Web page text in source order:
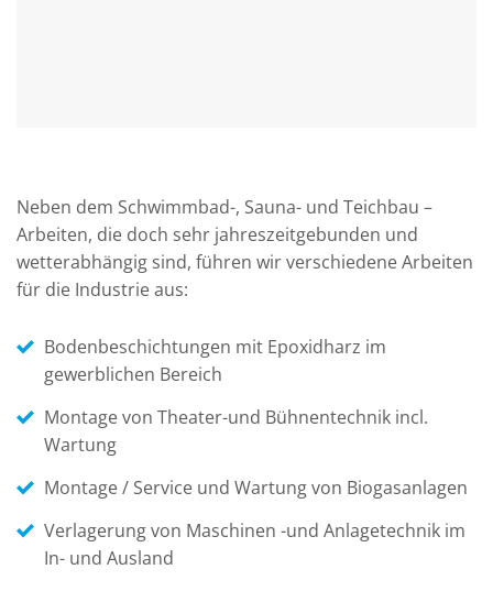
Neben dem Schwimmbad-, Sauna- und Teichbau –
Arbeiten, die doch sehr jahreszeitgebunden und
wetterabhängig sind, führen wir verschiedene Arbeiten
für die Industrie aus:
Bodenbeschichtungen mit Epoxidharz im
gewerblichen Bereich
Montage von Theater-und Bühnentechnik incl.
Wartung
Montage / Service und Wartung von Biogasanlagen
Verlagerung von Maschinen -und Anlagetechnik im
In- und Ausland